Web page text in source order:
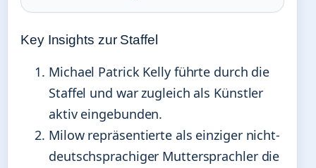
Key Insights zur Staffel
Michael Patrick Kelly führte durch die
Staffel und war zugleich als Künstler
aktiv eingebunden.
Milow repräsentierte als einziger nicht-
deutschsprachiger Muttersprachler die